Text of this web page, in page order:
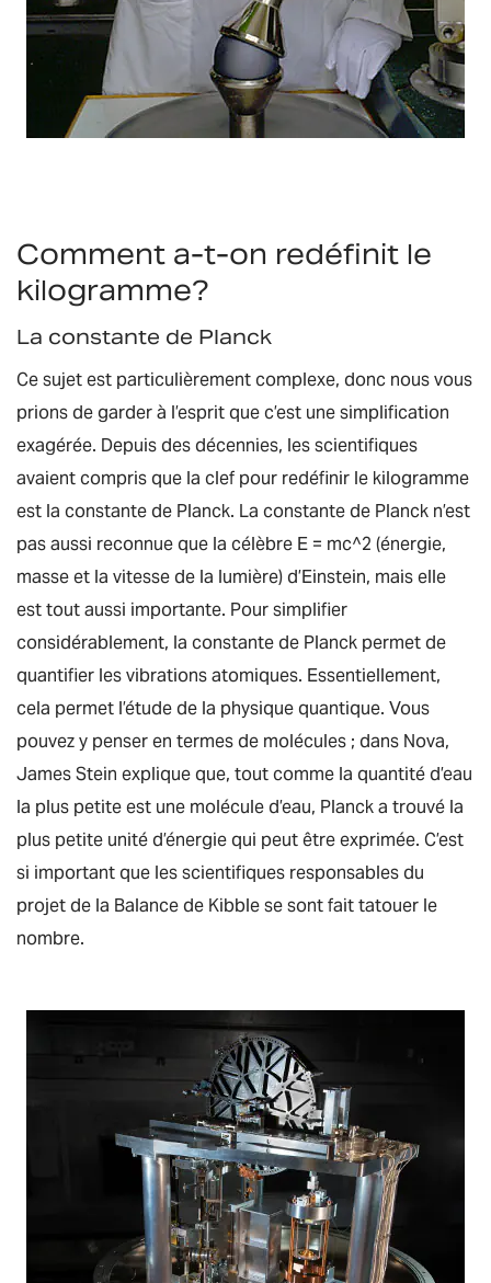
Comment a-t-on redéfinit le
kilogramme?
La constante de Planck
Ce sujet est particulièrement complexe, donc nous vous
prions de garder à l’esprit que c’est une simplification
exagérée. Depuis des décennies, les scientifiques
avaient compris que la clef pour redéfinir le kilogramme
est la constante de Planck. La constante de Planck n’est
pas aussi reconnue que la célèbre E = mc^2 (énergie,
masse et la vitesse de la lumière) d’Einstein, mais elle
est tout aussi importante. Pour simplifier
considérablement, la constante de Planck permet de
quantifier les vibrations atomiques. Essentiellement,
cela permet l’étude de la physique quantique. Vous
pouvez y penser en termes de molécules ; dans Nova,
James Stein explique que, tout comme la quantité d’eau
la plus petite est une molécule d’eau, Planck a trouvé la
plus petite unité d’énergie qui peut être exprimée. C’est
si important que les scientifiques responsables du
projet de la Balance de Kibble se sont fait tatouer le
nombre.